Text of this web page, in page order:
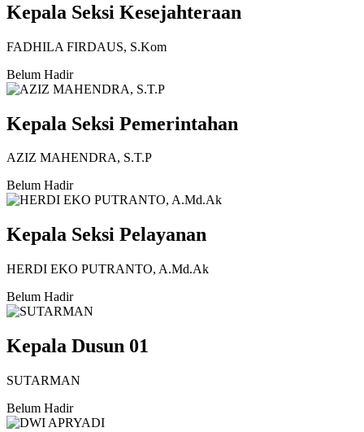
Kepala Seksi Kesejahteraan
FADHILA FIRDAUS, S.Kom
Belum Hadir
Kepala Seksi Pemerintahan
AZIZ MAHENDRA, S.T.P
Belum Hadir
Kepala Seksi Pelayanan
HERDI EKO PUTRANTO, A.Md.Ak
Belum Hadir
Kepala Dusun 01
SUTARMAN
Belum Hadir